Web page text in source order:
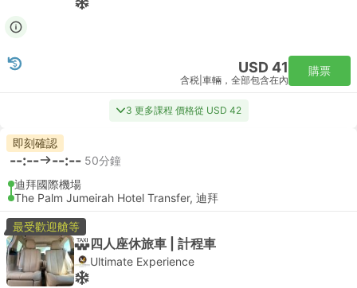
USD 41
含税 車輛，全部包含在內
購票
3 更多課程 價格從 USD 42
即刻確認
--:-- --:-- 50分鐘
迪拜國際機場
The Palm Jumeirah Hotel Transfer, 迪拜
最受歡迎艙等
四人座休旅車 | 計程車
Ultimate Experience